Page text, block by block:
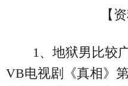
【
1、地狱男比较
VB电视剧《真相》